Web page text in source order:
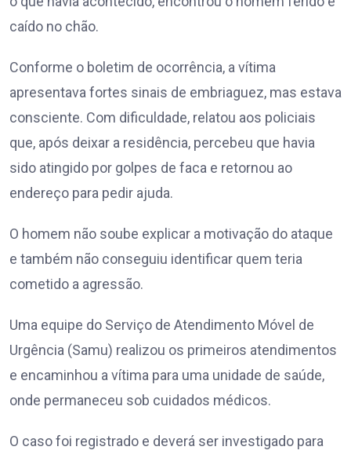
caído no chão.
Conforme o boletim de ocorrência, a vítima
apresentava fortes sinais de embriaguez, mas estava
consciente. Com dificuldade, relatou aos policiais
que, após deixar a residência, percebeu que havia
sido atingido por golpes de faca e retornou ao
endereço para pedir ajuda.
O homem não soube explicar a motivação do ataque
e também não conseguiu identificar quem teria
cometido a agressão.
Uma equipe do Serviço de Atendimento Móvel de
Urgência (Samu) realizou os primeiros atendimentos
e encaminhou a vítima para uma unidade de saúde,
onde permaneceu sob cuidados médicos.
O caso foi registrado e deverá ser investigado para